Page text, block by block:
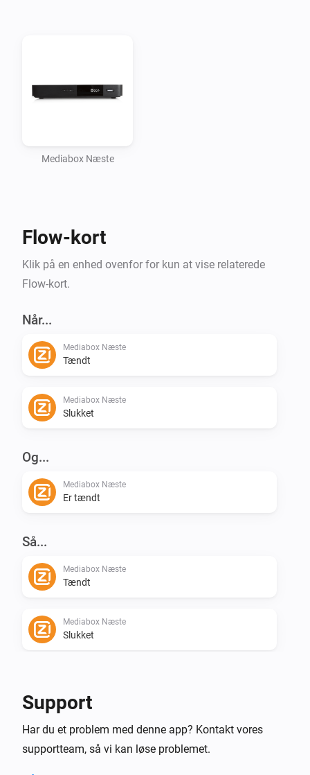
Mediabox Næste
Flow-kort
Klik på en enhed ovenfor for kun at vise relaterede
Flow-kort.
Når...
Mediabox Næste
Tændt
Mediabox Næste
Slukket
Og...
Mediabox Næste
Er tændt
Så...
Mediabox Næste
Tændt
Mediabox Næste
Slukket
Mediabox Næste
Sæt kanalen til
Support
Har du et problem med denne app? Kontakt vores
supportteam, så vi kan løse problemet.